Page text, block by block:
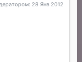
28 Янв 2012